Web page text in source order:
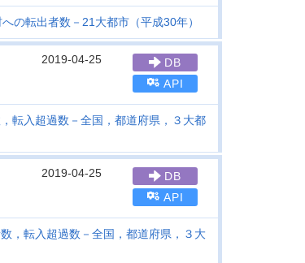
の転出者数－21大都市（平成30年）
2019-04-25
DB
API
転入超過数－全国，都道府県，３大都
2019-04-25
DB
API
，転入超過数－全国，都道府県，３大